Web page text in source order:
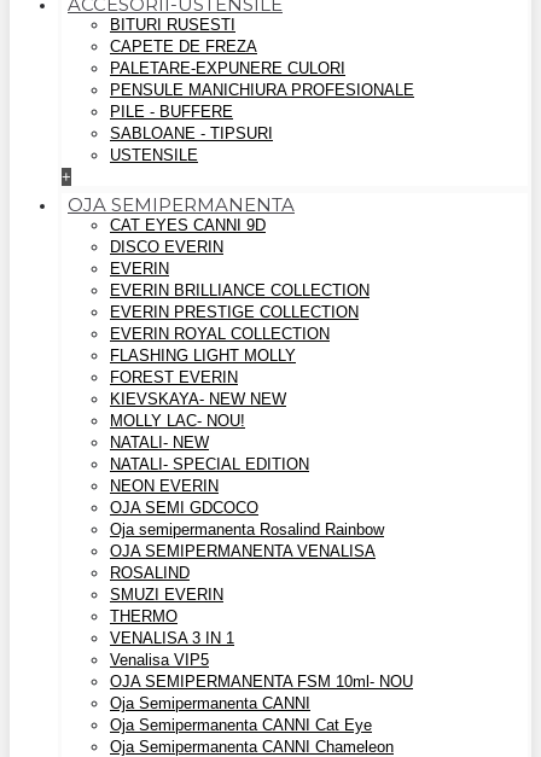
BITURI RUSESTI
CAPETE DE FREZA
PALETARE-EXPUNERE CULORI
PENSULE MANICHIURA PROFESIONALE
PILE - BUFFERE
SABLOANE - TIPSURI
USTENSILE
+
OJA SEMIPERMANENTA
CAT EYES CANNI 9D
DISCO EVERIN
EVERIN
EVERIN BRILLIANCE COLLECTION
EVERIN PRESTIGE COLLECTION
EVERIN ROYAL COLLECTION
FLASHING LIGHT MOLLY
FOREST EVERIN
KIEVSKAYA- NEW NEW
MOLLY LAC- NOU!
NATALI- NEW
NATALI- SPECIAL EDITION
NEON EVERIN
OJA SEMI GDCOCO
Oja semipermanenta Rosalind Rainbow
OJA SEMIPERMANENTA VENALISA
ROSALIND
SMUZI EVERIN
THERMO
VENALISA 3 IN 1
Venalisa VIP5
OJA SEMIPERMANENTA FSM 10ml- NOU
Oja Semipermanenta CANNI
Oja Semipermanenta CANNI Cat Eye
Oja Semipermanenta CANNI Chameleon